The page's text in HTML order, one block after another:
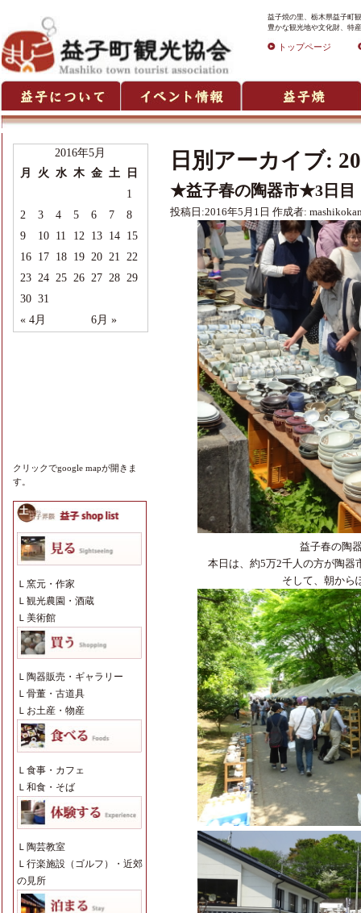
益子焼の里、栃木県益子町
豊かな観光地や文化財、特
トップページ
2016年5月
月
火 水 木 金 土 日
« 4月 6月 »
1
2
3 4 5 6 7
8
9
10 11 12 13 14 15
16 17 18 19 20 21 22
23 24 25 26 27 28 29
30 31
クリックでgoogle mapが開きま
す。
Ｌ 窯元・作家
Ｌ 観光農園・酒蔵
Ｌ 美術館
Ｌ 陶器販売・ギャラリー
Ｌ 骨董・古道具
Ｌ お土産・物産
Ｌ 食事・カフェ
Ｌ 和食・そば
Ｌ 陶芸教室
Ｌ 行楽施設（ゴルフ）・近郊
の見所
日別アーカイブ:
★益子春の陶器市★3日目
投稿日:2016年5月1日 作成者:
益子春の陶
本日は、約5万2千人の方が陶
そして、朝から